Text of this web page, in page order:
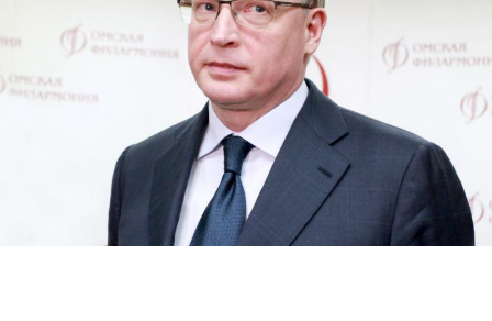
Сайт кандидата в губернаторы
Буркова Александра Леонидовича
Смотреть проект